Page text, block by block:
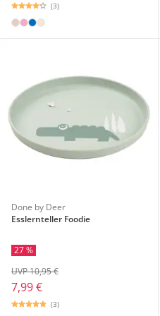
(3)
Done by Deer
Esslernteller Foodie
27 %
7,99 €
UVP 10,95 €
(3)